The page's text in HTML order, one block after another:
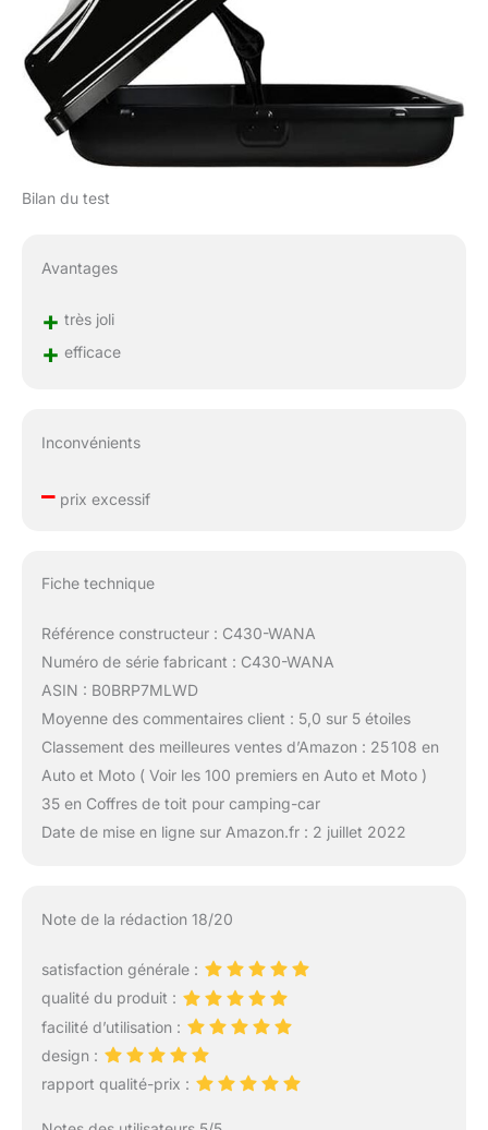
Bilan du test
Avantages
+ très joli
+ efficace
Inconvénients
–prix excessif
Fiche technique
Référence constructeur : C430-WANA
Numéro de série fabricant : C430-WANA
ASIN : B0BRP7MLWD
Moyenne des commentaires client : 5,0 sur 5 étoiles
Classement des meilleures ventes d’Amazon : 25 108 en
Auto et Moto ( Voir les 100 premiers en Auto et Moto )
35 en Coffres de toit pour camping-car
Date de mise en ligne sur Amazon.fr : 2 juillet 2022
Note de la rédaction 18/20
satisfaction générale :
qualité du produit :
facilité d’utilisation :
design :
rapport qualité-prix :